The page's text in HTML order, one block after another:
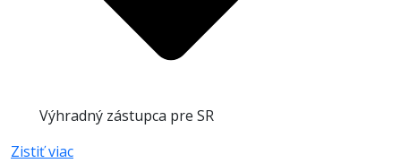
Výhradný zástupca pre SR
Zistiť viac